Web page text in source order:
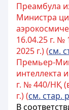
Преамбула
Министра
16.04.25 г. №
2025 г.) (см.
Премьер-
интеллекта
г. № 440/НҚ
г.) (см. стар.
В